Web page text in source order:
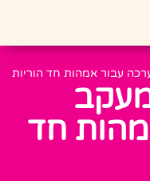
עבור אמהות חד הוריות
חד